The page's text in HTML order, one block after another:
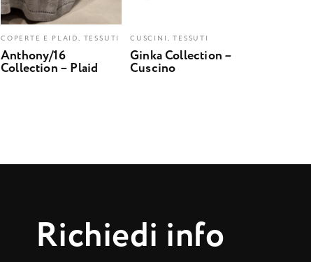
COPERTE E PLAID, TESSUTI
Anthony/16
Collection – Plaid
CUSCINI, TESSUTI
Ginka Collection –
Cuscino
Richiedi info